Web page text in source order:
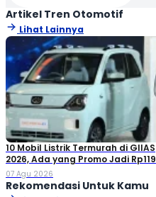
Artikel Tren Otomotif
Lihat Lainnya
10 Mobil Listrik Termurah di GIIAS
2026, Ada yang Promo Jadi Rp119
Jutaan!
07 Agu 2026
Rekomendasi Untuk Kamu